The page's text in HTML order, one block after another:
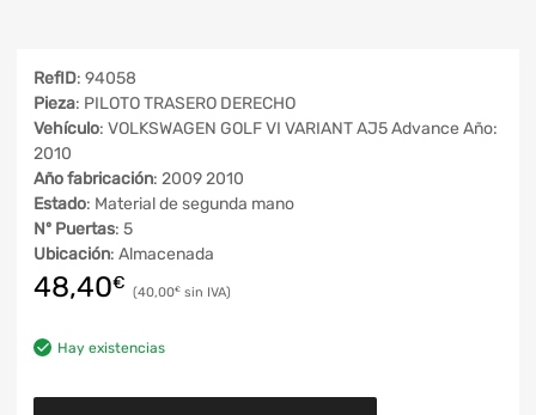
RefID: 94058
Pieza: PILOTO TRASERO DERECHO
Vehículo: VOLKSWAGEN GOLF VI VARIANT AJ5 Advance Año:
2010
Año fabricación: 2009 2010
Estado: Material de segunda mano
Nº Puertas: 5
Ubicación: Almacenada
48,40€ 40,00€
Hay existencias